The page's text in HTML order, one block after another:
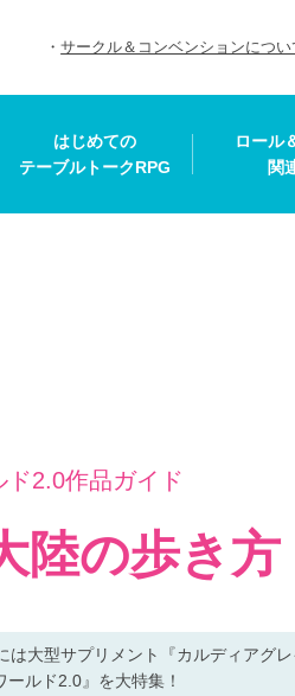
サークル＆コンベンションについ
はじめての
テーブルトークRPG
ロール
関
ド2.0作品ガイド
陸の歩き方
大型サプリメント『カルディアグ
ルド2.0』を大特集！